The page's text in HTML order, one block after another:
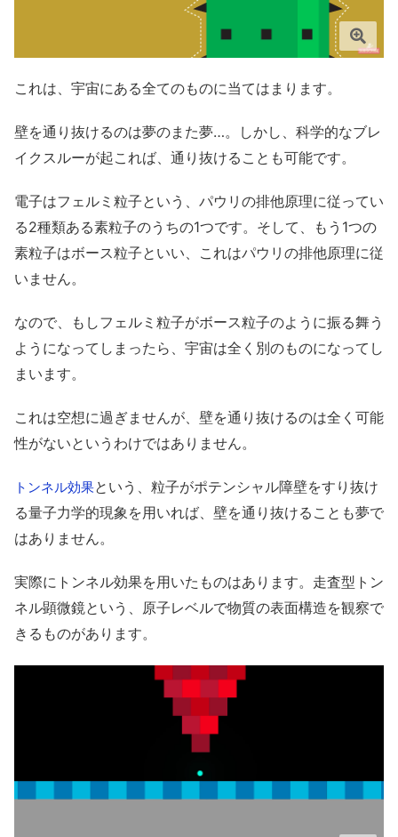
これは、宇宙にある全てのものに当てはまります。
壁を通り抜けるのは夢のまた夢…。しかし、科学的なブレ
イクスルーが起これば、通り抜けることも可能です。
電子はフェルミ粒子という、パウリの排他原理に従ってい
る2種類ある素粒子のうちの1つです。そして、もう1つの
素粒子はボース粒子といい、これはパウリの排他原理に従
いません。
なので、もしフェルミ粒子がボース粒子のように振る舞う
ようになってしまったら、宇宙は全く別のものになってし
まいます。
これは空想に過ぎませんが、壁を通り抜けるのは全く可能
性がないというわけではありません。
トンネル効果という、粒子がポテンシャル障壁をすり抜け
る量子力学的現象を用いれば、壁を通り抜けることも夢で
はありません。
実際にトンネル効果を用いたものはあります。走査型トン
ネル顕微鏡という、原子レベルで物質の表面構造を観察で
きるものがあります。